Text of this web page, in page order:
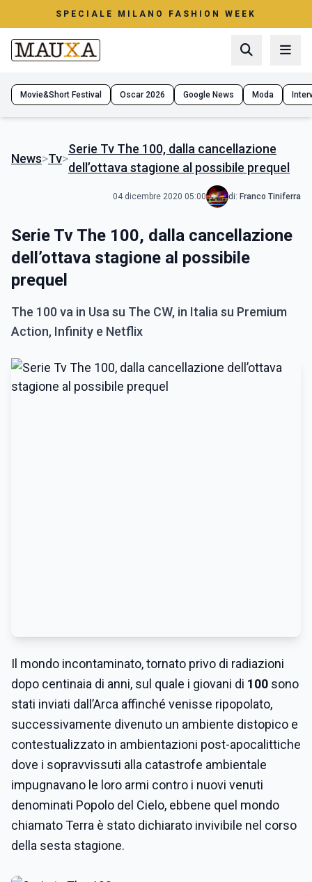
SPECIALE MILANO FASHION WEEK
Movie&Short Festival Oscar 2026 Google News Moda
News>Tv>
Serie Tv The 100, dalla cancellazione
dell’ottava stagione al possibile prequel
04 dicembre 2020 05:00 di: Franco Tiniferra
Serie Tv The 100, dalla cancellazione
dell’ottava stagione al possibile
prequel
The 100 va in Usa su The CW, in Italia su Premium
Action, Infinity e Netflix
Il mondo incontaminato, tornato privo di radiazioni
dopo centinaia di anni, sul quale i giovani di 100 sono
stati inviati dall’Arca affinché venisse ripopolato,
successivamente divenuto un ambiente distopico e
contestualizzato in ambientazioni post-apocalittiche
dove i sopravvissuti alla catastrofe ambientale
impugnavano le loro armi contro i nuovi venuti
denominati Popolo del Cielo, ebbene quel mondo
chiamato Terra è stato dichiarato invivibile nel corso
della sesta stagione.